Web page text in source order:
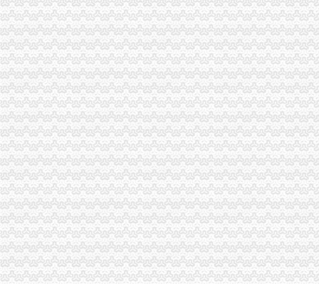
注册北京公司北京注册公司虚拟地址
注册公司虚拟地址到底可靠不可靠,会不会有人来查我？-商务服务
张江注册公司虚拟地址注册上海公司流程_搜狐财经_搜狐网
注册公司能否使用虚拟地址？
苏州工业园区虚拟地址注册公司需要哪些-商务服务-番禺社区网
公司注册地址,虚拟地址能注册吗
提供公司注册虚拟地址注册公司-爱喇叭网
陆家嘴注册公司,虚拟地址欢迎内外资企业落户！-产品网
北京虚拟注册地址_公司虚拟注册地址_虚拟办公地址
【58同城】注册公司虚拟地址
【提供公司注册地址虚拟注册地址】价格,厂家,图片,公司注册、
北京虚拟办公室提供虚拟注册公司注册地址图片,北京虚拟办公室提供
虚拟地址注册公司利弊各是什么
上海虚拟地址注册公司价格-商务服务-铁道网
上海崇明虚拟地址注册公司材料-商务服务
提供济南地区虚拟公司注册地址
为什么选择上海虚拟地址注册公司？虚拟地址注册有风险吗？
虚拟地址注册公司条件,上海诺唐,-爱喇叭网
什么是虚拟地址注册公司？是否合？-公司注册-桔子会计